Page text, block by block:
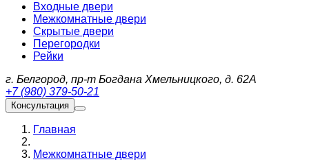
Входные двери
Межкомнатные двери
Скрытые двери
Перегородки
Рейки
г. Белгород, пр-т Богдана Хмельницкого, д. 62А
+7 (980) 379-50-21
Консультация
Главная
Межкомнатные двери